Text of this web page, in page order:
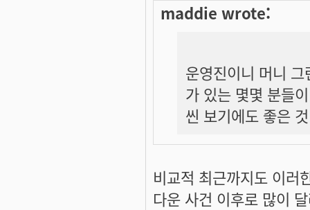
maddie wrote:
운영진이니 머니
가 있는 몇몇 분들
씬 보기에도 좋은
비교적 최근까지도 이러
다운 사건 이후로 많이